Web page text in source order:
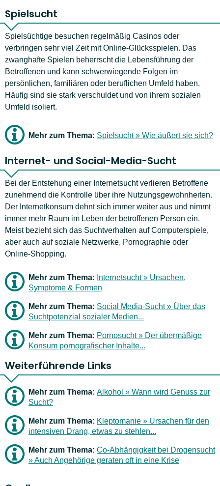
Spielsucht
Spielsüchtige besuchen regelmäßig Casinos oder
verbringen sehr viel Zeit mit Online-Glücksspielen. Das
zwanghafte Spielen beherrscht die Lebensführung der
Betroffenen und kann schwerwiegende Folgen im
persönlichen, familiären oder beruflichen Umfeld haben.
Häufig sind sie stark verschuldet und von ihrem sozialen
Umfeld isoliert.
Mehr zum Thema: Spielsucht » Wie äußert sie sich?
Internet- und Social-Media-Sucht
Bei der Entstehung einer Internetsucht verlieren Betroffene
zunehmend die Kontrolle über ihre Nutzungsgewohnheiten.
Der Internetkonsum dehnt sich immer weiter aus und nimmt
immer mehr Raum im Leben der betroffenen Person ein.
Meist bezieht sich das Suchtverhalten auf Computerspiele,
aber auch auf soziale Netzwerke, Pornographie oder
Online-Shopping.
Mehr zum Thema: Internetsucht » Ursachen,
Symptome & Formen
Mehr zum Thema: Social Media-Sucht » Über das
Suchtpotenzial sozialer Medien...
Mehr zum Thema: Pornosucht » Der übermäßige
Konsum pornografischer Inhalte...
Weiterführende Links
Mehr zum Thema: Alkohol » Wann wird Genuss zur
Sucht?
Mehr zum Thema: Kleptomanie » Ursachen für den
intensiven Drang, etwas zu stehlen...
Mehr zum Thema: Co-Abhängigkeit bei Drogensucht
» Auch Angehörige geraten oft in eine Krise